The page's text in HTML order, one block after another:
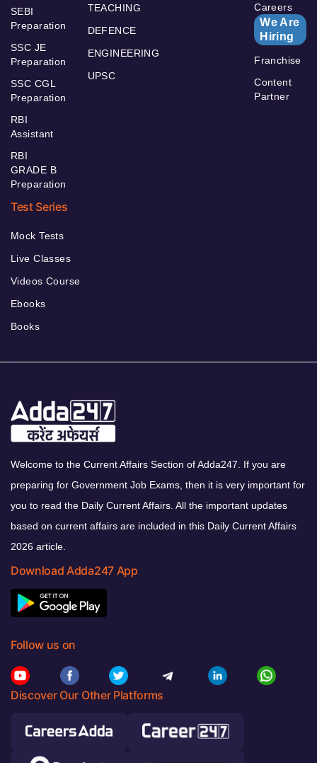
SEBI
Preparation
SSC JE
Preparation
SSC CGL
Preparation
RBI
Assistant
RBI
GRADE B
Preparation
TEACHING
DEFENCE
ENGINEERING
UPSC
Careers
We Are
Hiring
Franchise
Content
Partner
Test Series
Mock Tests
Live Classes
Videos Course
Ebooks
Books
Welcome to the Current Affairs Section of Adda247. If you are
preparing for Government Job Exams, then it is very important for
you to read the Daily Current Affairs. All the important updates
based on current affairs are included in this Daily Current Affairs
2026 article.
Download Adda247 App
Follow us on
Discover Our Other Platforms